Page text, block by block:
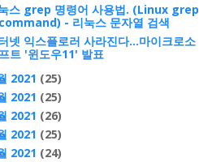
스 grep 명령어 사용법. (Linux grep
command) - 리눅스 문자열 검색
넷 익스플로러 사라진다…마이크로소
프트 '윈도우11' 발표
2021 (25)
2021 (25)
2021 (26)
2021 (25)
2021 (24)